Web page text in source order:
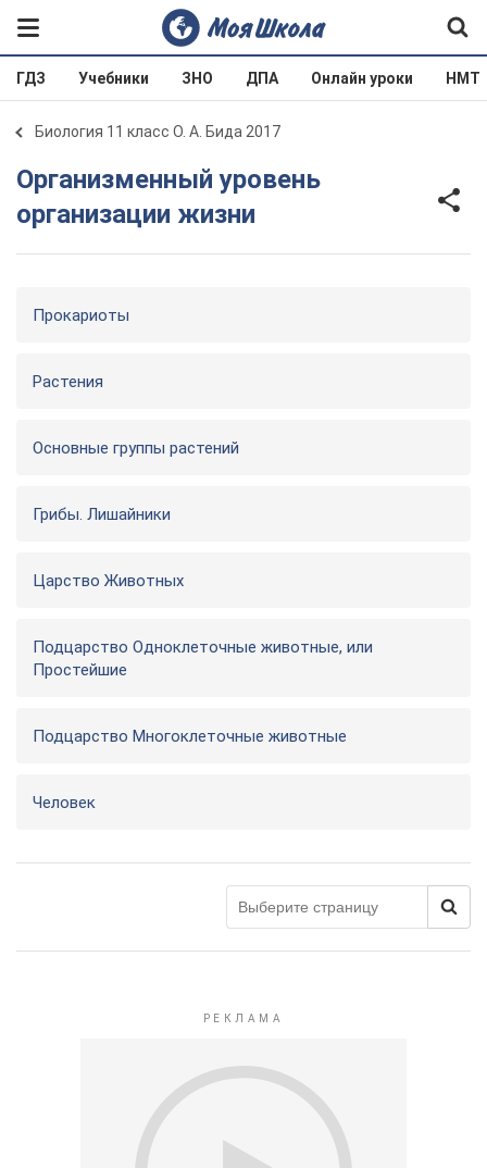
ГДЗ Учебники ЗНО ДПА Онлайн уроки НМТ
Биология 11 класс О. А. Бида 2017
Организменный уровень
организации жизни
Прокариоты
Растения
Основные группы растений
Грибы. Лишайники
Царство Животных
Подцарство Одноклеточные животные, или
Простейшие
Подцарство Многоклеточные животные
Человек